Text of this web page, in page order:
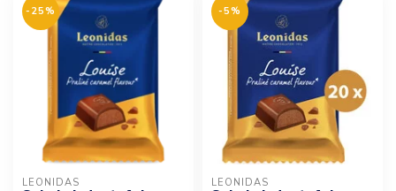
-25%
LEONIDAS
-5%
LEONIDAS